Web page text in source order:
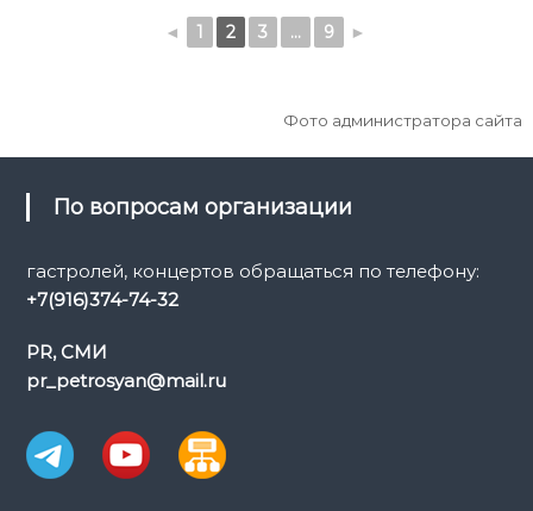
◄ 1 2 3 ... 9 ►
Фото администратора сайта
По вопросам организации
гастролей, концертов обращаться по телефону:
+7(916)374-74-32
PR, СМИ
pr_petrosyan@mail.ru